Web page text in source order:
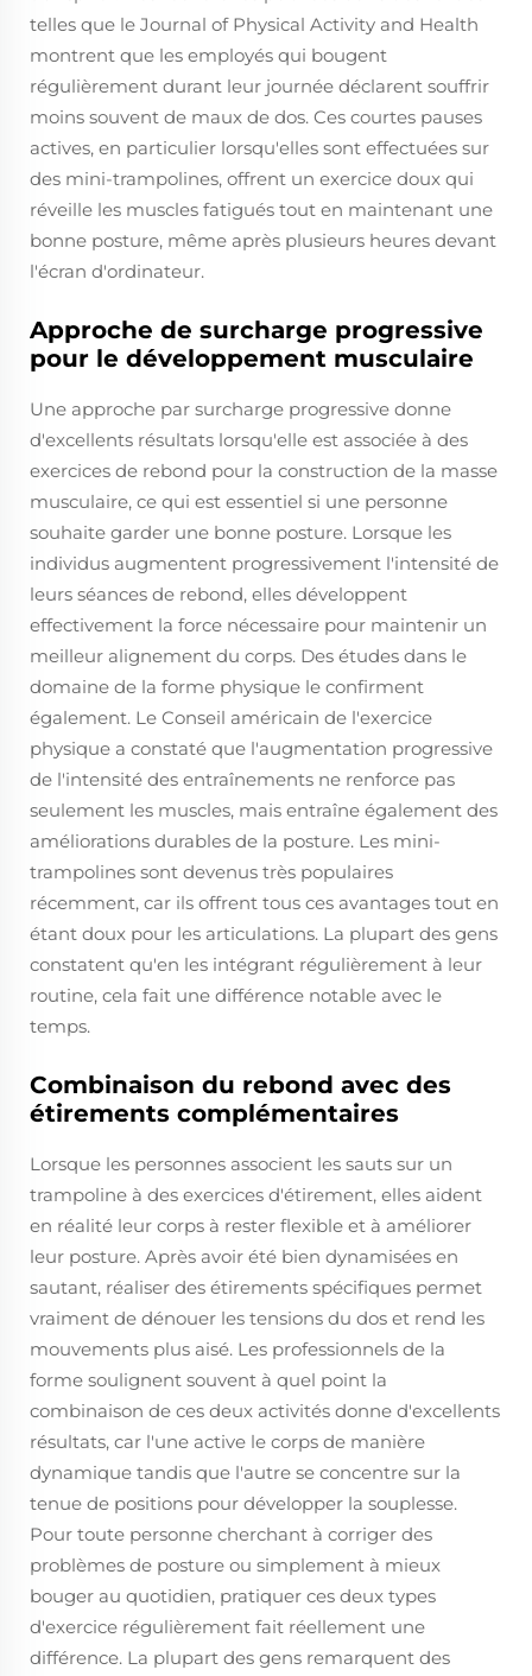
telles que le Journal of Physical Activity and Health
montrent que les employés qui bougent
régulièrement durant leur journée déclarent souffrir
moins souvent de maux de dos. Ces courtes pauses
actives, en particulier lorsqu'elles sont effectuées sur
des mini-trampolines, offrent un exercice doux qui
réveille les muscles fatigués tout en maintenant une
bonne posture, même après plusieurs heures devant
l'écran d'ordinateur.
Approche de surcharge progressive
pour le développement musculaire
Une approche par surcharge progressive donne
d'excellents résultats lorsqu'elle est associée à des
exercices de rebond pour la construction de la masse
musculaire, ce qui est essentiel si une personne
souhaite garder une bonne posture. Lorsque les
individus augmentent progressivement l'intensité de
leurs séances de rebond, elles développent
effectivement la force nécessaire pour maintenir un
meilleur alignement du corps. Des études dans le
domaine de la forme physique le confirment
également. Le Conseil américain de l'exercice
physique a constaté que l'augmentation progressive
de l'intensité des entraînements ne renforce pas
seulement les muscles, mais entraîne également des
améliorations durables de la posture. Les mini-
trampolines sont devenus très populaires
récemment, car ils offrent tous ces avantages tout en
étant doux pour les articulations. La plupart des gens
constatent qu'en les intégrant régulièrement à leur
routine, cela fait une différence notable avec le
temps.
Combinaison du rebond avec des
étirements complémentaires
Lorsque les personnes associent les sauts sur un
trampoline à des exercices d'étirement, elles aident
en réalité leur corps à rester flexible et à améliorer
leur posture. Après avoir été bien dynamisées en
sautant, réaliser des étirements spécifiques permet
vraiment de dénouer les tensions du dos et rend les
mouvements plus aisé. Les professionnels de la
forme soulignent souvent à quel point la
combinaison de ces deux activités donne d'excellents
résultats, car l'une active le corps de manière
dynamique tandis que l'autre se concentre sur la
tenue de positions pour développer la souplesse.
Pour toute personne cherchant à corriger des
problèmes de posture ou simplement à mieux
bouger au quotidien, pratiquer ces deux types
d'exercice régulièrement fait réellement une
différence. La plupart des gens remarquent des